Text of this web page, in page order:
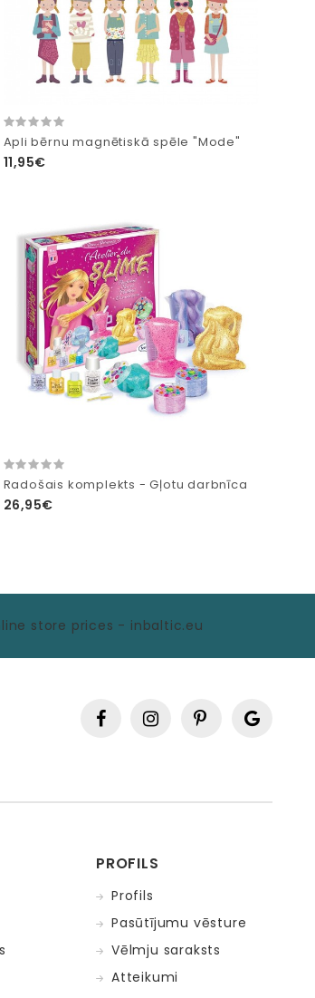
Apli bērnu magnētiskā spēle "Mode"
11,95€
Radošais komplekts - Gļotu darbnīca
26,95€
PROFILS
Profils
Pasūtījumu vēsture
Vēlmju saraksts
Atteikumi